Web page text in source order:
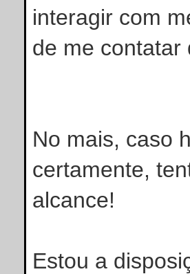
interagir com
de me contatar
No mais, caso
certamente,
alcance!
Estou a